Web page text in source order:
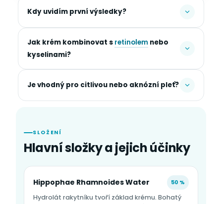
Kdy uvidím první výsledky?
Jak krém kombinovat s retinolem nebo
kyselinami?
Je vhodný pro citlivou nebo aknózní pleť?
SLOŽENÍ
Hlavní složky a jejich účinky
Hippophae Rhamnoides Water 50 %
Hydrolát rakytníku tvoří základ krému. Bohatý